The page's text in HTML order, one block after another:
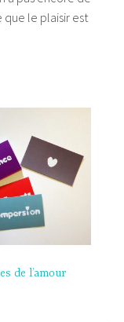
que le plaisir est
de l’amour